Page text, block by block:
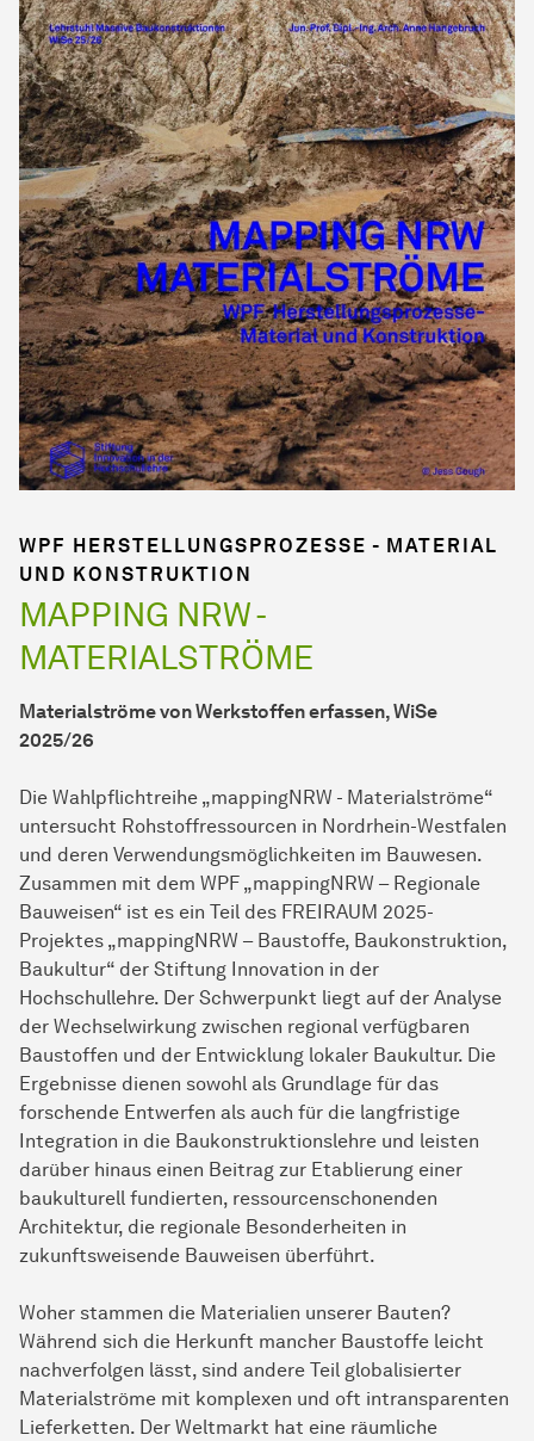
WPF HERSTELLUNGSPROZESSE - MATERIAL
UND KONSTRUKTION
MAPPING NRW -
MATERIALSTRÖME
Materialströme von Werkstoffen erfassen, WiSe
2025/26
Die Wahlpflichtreihe „mappingNRW - Materialströme“
untersucht Rohstoffressourcen in Nordrhein-Westfalen
und deren Verwendungsmöglichkeiten im Bauwesen.
Zusammen mit dem WPF „mappingNRW – Regionale
Bauweisen“ ist es ein Teil des FREIRAUM 2025-
Projektes „mappingNRW – Baustoffe, Baukonstruktion,
Baukultur“ der Stiftung Innovation in der
Hochschullehre. Der Schwerpunkt liegt auf der Analyse
der Wechselwirkung zwischen regional verfügbaren
Baustoffen und der Entwicklung lokaler Baukultur. Die
Ergebnisse dienen sowohl als Grundlage für das
forschende Entwerfen als auch für die langfristige
Integration in die Baukonstruktionslehre und leisten
darüber hinaus einen Beitrag zur Etablierung einer
baukulturell fundierten, ressourcenschonenden
Architektur, die regionale Besonderheiten in
zukunftsweisende Bauweisen überführt.
Woher stammen die Materialien unserer Bauten?
Während sich die Herkunft mancher Baustoffe leicht
nachverfolgen lässt, sind andere Teil globalisierter
Materialströme mit komplexen und oft intransparenten
Lieferketten. Der Weltmarkt hat eine räumliche